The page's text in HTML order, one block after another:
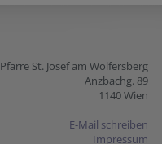
Pfarre St. Josef am Wolfersberg
Anzbachg. 89
1140 Wien
E-Mail schreiben
Impressum